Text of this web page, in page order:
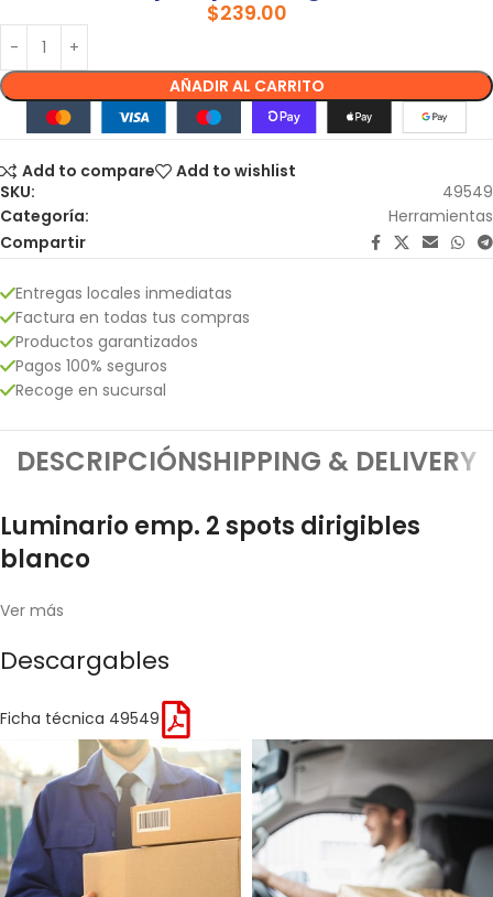
$239.00
AÑADIR AL CARRITO
Add to compare
Add to wishlist
SKU:
49549
Categoría:
Herramientas
Compartir
Entregas locales inmediatas
Factura en todas tus compras
Productos garantizados
Pagos 100% seguros
Recoge en sucursal
DESCRIPCIÓNSHIPPING & DELIVERY
Luminario emp. 2 spots dirigibles
blanco
Ver más
Descargables
Ficha técnica 49549